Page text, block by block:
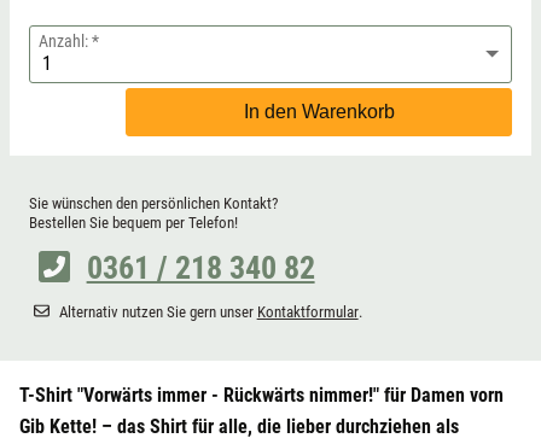
Anzahl:
In den Warenkorb
Sie wünschen den persönlichen Kontakt?
Bestellen Sie bequem per Telefon!
0361 / 218 340 82
Alternativ nutzen Sie gern unser Kontaktformular.
T-Shirt "Vorwärts immer - Rückwärts nimmer!" für Damen vorn
Gib Kette! – das Shirt für alle, die lieber durchziehen als